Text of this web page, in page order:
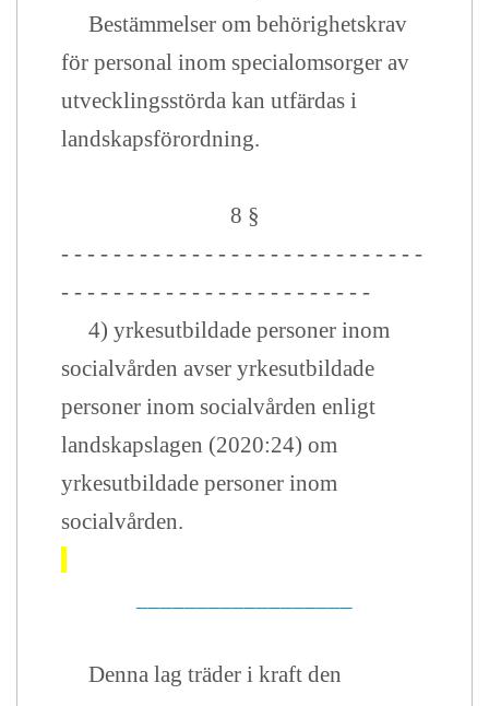
Bestämmelser om behörighetskrav
för personal inom specialomsorger av
utvecklingsstörda kan utfärdas i
landskapsförordning.
8 §
- - - - - - - - - - - - - - - - - - - - - - - - - - - -
- - - - - - - - - - - - - - - - - - - - - - - -
4) yrkesutbildade personer inom
socialvården avser yrkesutbildade
personer inom socialvården enligt
landskapslagen (2020:24) om
yrkesutbildade personer inom
socialvården.
Denna lag träder i kraft den